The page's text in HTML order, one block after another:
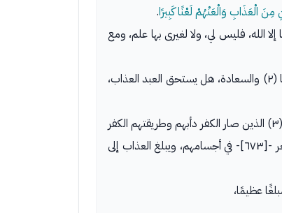
مِنَ الْعَذَابِ وَالْعَنْهُمْ لَعْنًا كَبِيرًا.
إلا الله، فليس لي، ولا لغيرى بها علم، ومع
ومجرد مجيء الساعة، قرباً وبعدًا، ليس تحته نتيجة ولا فائدة، وإنما النتيجة والخسار، والربح، والشقا (٢) والسعادة، هل يستحق العبد العذاب،
[أي:] (٣) الذين صار الكفر دأبهم وطريقتهم الكفر
أي: نارًا موقدة، تسعر -[٦٧٣]- في أجسامهم، ويبلغ العذاب إلى
عظيمًا،